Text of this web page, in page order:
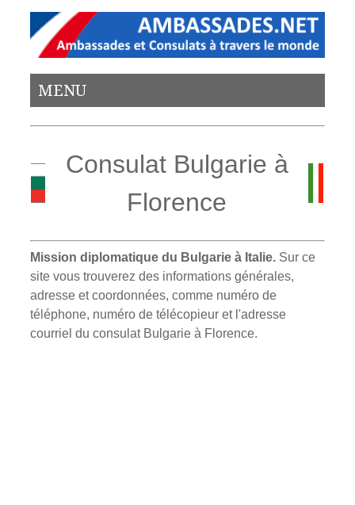
MENU
Consulat Bulgarie à
Florence
Mission diplomatique du Bulgarie à Italie. Sur ce
site vous trouverez des informations générales,
adresse et coordonnées, comme numéro de
téléphone, numéro de télécopieur et l'adresse
courriel du consulat Bulgarie à Florence.